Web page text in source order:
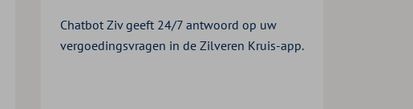
Chatbot Ziv geeft 24/7 antwoord op uw
vergoedingsvragen in de Zilveren Kruis-app.